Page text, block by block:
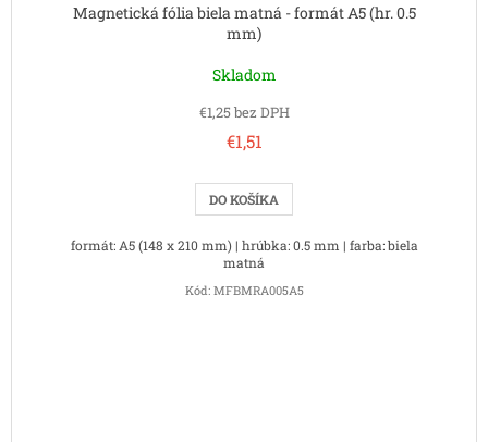
Magnetická fólia biela matná - formát A5 (hr. 0.5
mm)
Skladom
€1,25 bez DPH
€1,51
DO KOŠÍKA
formát: A5 (148 x 210 mm) | hrúbka: 0.5 mm | farba: biela
matná
Kód: MFBMRA005A5